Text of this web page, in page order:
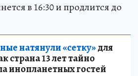
в 16:30 и продлится до
натянули «сетку»для
страна 13 лет тайно
инопланетных гостей